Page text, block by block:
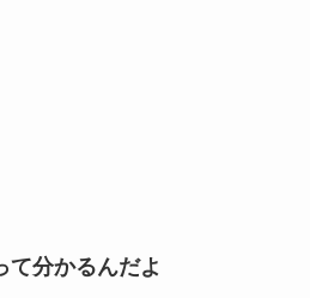
て分かるんだよ